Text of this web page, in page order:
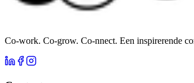
Co-work. Co-grow. Co-nnect. Een inspirerende